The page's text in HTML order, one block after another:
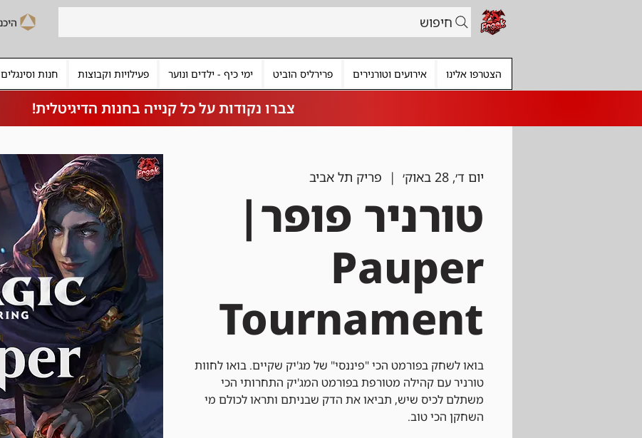
חיפוש
הצטרפו אלינו אירועים וטורנירים פרירליס הוביט ימי כיף - ילדים ונוער פעילויות וקבוצות חנות וסינגלים
צברו נקודות על כל קנייה בחנות הדיגיטלית!
יום ד׳, 28 באוק׳
  |
פריק תל אביב
טורניר פופר|
Pauper
Tournament
בואו לשחק בפורמט הכי "פיננסי" של מג'יק שקיים. בואו לחוות
טורניר עם קהילה מטורפת בפורמט המג'יק התחרותי הכי
משתלם לכיס שיש, תביאו את הדק שבניתם ותראו לכולם מי
השחקן הכי טוב.